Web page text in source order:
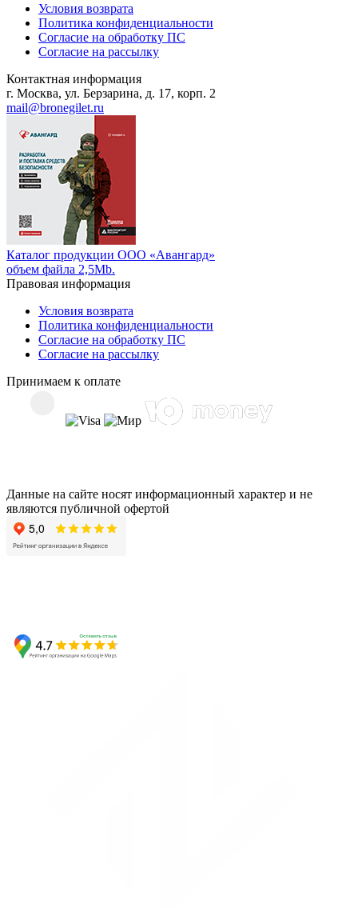
Условия возврата
Политика конфиденциальности
Согласие на обработку ПС
Согласие на рассылку
Контактная информация
г. Москва, ул. Берзарина, д. 17, корп. 2
mail@bronegilet.ru
Каталог продукции ООО «Авангард»
объем файла 2,5Mb.
Правовая информация
Условия возврата
Политика конфиденциальности
Согласие на обработку ПС
Согласие на рассылку
Принимаем к оплате
Данные на сайте носят информационный характер и не
являются публичной офертой